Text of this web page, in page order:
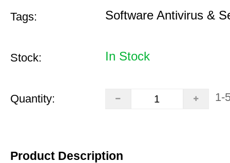
Tags: Software Antivirus &
Stock: In Stock
Quantity: 1-
Product Description